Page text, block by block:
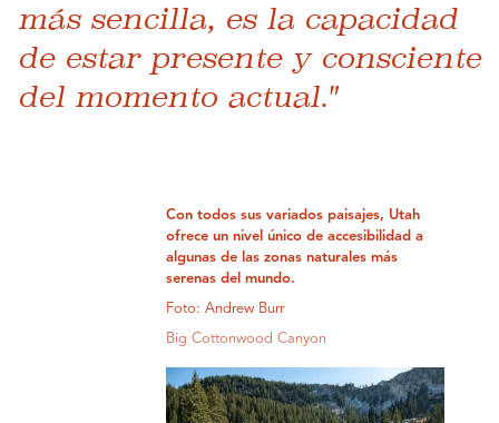
más sencilla, es la capacidad
de estar presente y consciente
del momento actual."
Con todos sus variados paisajes, Utah
ofrece un nivel único de accesibilidad a
algunas de las zonas naturales más
serenas del mundo.
Foto: Andrew Burr
Big Cottonwood Canyon